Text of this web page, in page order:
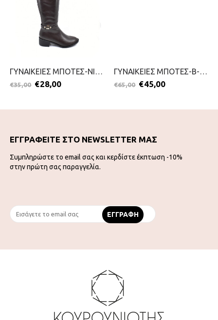
ΓΥΝΑΙΚΕΙΕΣ ΜΠΟΤΕΣ-NIKOL-2211-0278-ΚΑΦΕ
€35,00 €28,00
ΓΥΝΑΙΚΕΙΕΣ ΜΠΟΤΕΣ-B-SOFT-2111-0145-ΚΑΦΕ
€65,00 €45,00
ΕΓΓΡΑΦΕΙΤΕ ΣΤΟ NEWSLETTER ΜΑΣ
Συμπληρώστε το email σας και κερδίστε έκπτωση -10%
στην πρώτη σας παραγγελία.